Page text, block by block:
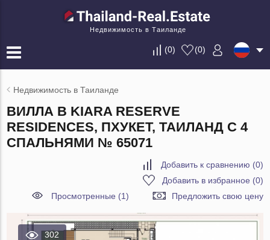
Недвижимость в Таиланде
(0) (0)
Недвижимость в Таиланде
ВИЛЛА В KIARA RESERVE
RESIDENCES, ПХУКЕТ, ТАИЛАНД С 4
СПАЛЬНЯМИ № 65071
Добавить к сравнению (0)
Добавить в избранное (0)
Просмотренные (1)
Предложить свою цену
302